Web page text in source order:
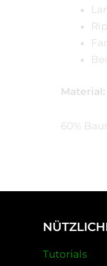
Material:
60%
Tutorials